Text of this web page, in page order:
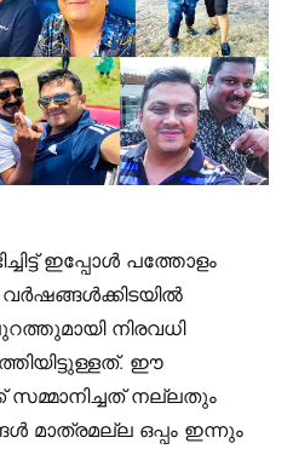
ഇപ്പോൾ പത്തോളം
നിരവധി
ഈ
സമ്മാനിച്ചത് നല്ലതും
മാത്രമല്ല ഒപ്പം ഇന്നും